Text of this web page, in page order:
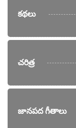
కథలు
చరిత్ర
జానపద గీతాలు